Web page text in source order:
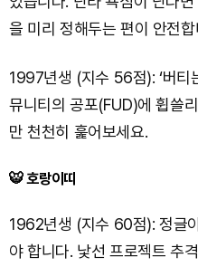
을 미리 정해두는 편이 안전합
1997년생 (지수 56점): ‘버티
뮤니티의 공포(FUD)에 휩쓸
만 천천히 훑어보세요.
🐯 호랑이띠
1962년생 (지수 60점): 정글
야 합니다. 낯선 프로젝트 추